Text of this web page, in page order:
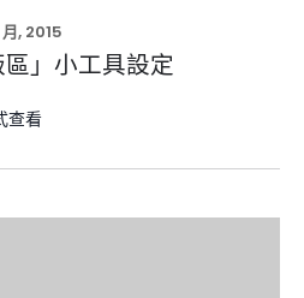
, 2015
」小工具設定
查看